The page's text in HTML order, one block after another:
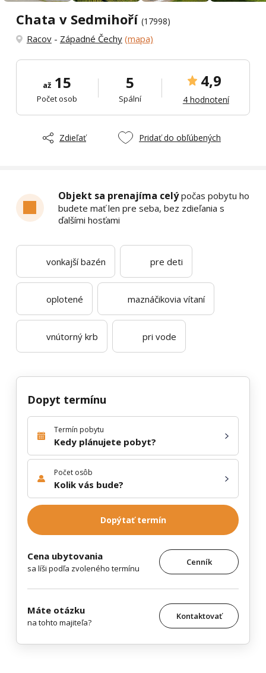
Chata v Sedmihoří (17998)
Racov- Západné Čechy (mapa)
až 15
Počet osob
5
Spální
4,9
4 hodnotení
Zdieľať Pridať do obľúbených
Objekt sa prenajíma celý počas pobytu ho
budete mať len pre seba, bez zdieľania s
ďalšími hosťami
vonkajší bazén pre deti
oplotené maznáčikovia vítaní
vnútorný krb pri vode
Dopyt termínu
Termín pobytu
Kedy plánujete pobyt?
Počet osôb
Kolik vás bude?
Dopýtať termín
Cena ubytovania
sa líši podľa zvoleného termínu
Cenník
Máte otázku
na tohto majiteľa?
Kontaktovať